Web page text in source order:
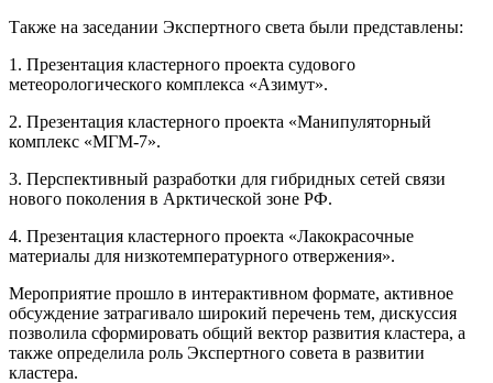
Также на заседании Экспертного света были представлены:
1. Презентация кластерного проекта судового
метеорологического комплекса «Азимут».
2. Презентация кластерного проекта «Манипуляторный
комплекс «МГМ-7».
3. Перспективный разработки для гибридных сетей связи
нового поколения в Арктической зоне РФ.
4. Презентация кластерного проекта «Лакокрасочные
материалы для низкотемпературного отвержения».
Мероприятие прошло в интерактивном формате, активное
обсуждение затрагивало широкий перечень тем, дискуссия
позволила сформировать общий вектор развития кластера, а
также определила роль Экспертного совета в развитии
кластера.